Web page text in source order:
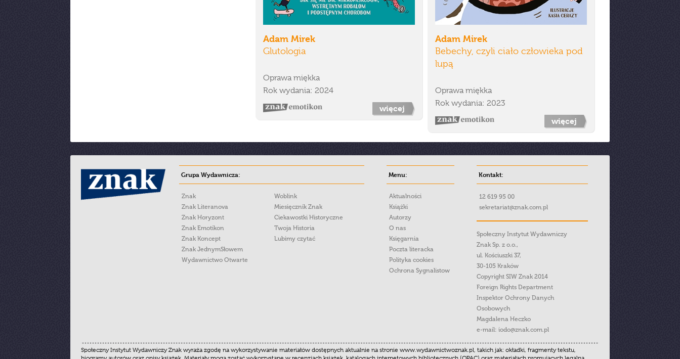
Adam Mirek
Glutologia
Oprawa miękka
Rok wydania: 2024
więcej
Adam Mirek
Bebechy, czyli ciało człowieka pod
lupą
Oprawa miękka
Rok wydania: 2023
więcej
Grupa Wydawnicza:
Znak
Znak Literanova
Znak Horyzont
Znak Emotikon
Znak Koncept
Znak JednymSłowem
Wydawnictwo Otwarte
Woblink
Miesięcznik Znak
Ciekawostki Historyczne
Twoja Historia
Lubimy czytać
Menu:
Aktualności
Książki
Autorzy
O nas
Księgarnia
Poczta literacka
Polityka cookies
Ochrona Sygnalistow
Kontakt:
12 619 95 00
sekretariat@znak.com.pl
Społeczny Instytut Wydawniczy
Znak Sp. z o.o.,
ul. Kościuszki 37,
30-105 Kraków
Copyright SIW Znak 2014
Foreign Rights Department
Inspektor Ochrony Danych
Osobowych
Magdalena Heczko
e-mail: iodo@znak.com.pl
Społeczny Instytut Wydawniczy Znak wyraża zgodę na wykorzystywanie materiałów dostępnych aktualnie na stronie www.wydawnictwoznak.pl, takich jak: okładki, fragmenty tekstu,